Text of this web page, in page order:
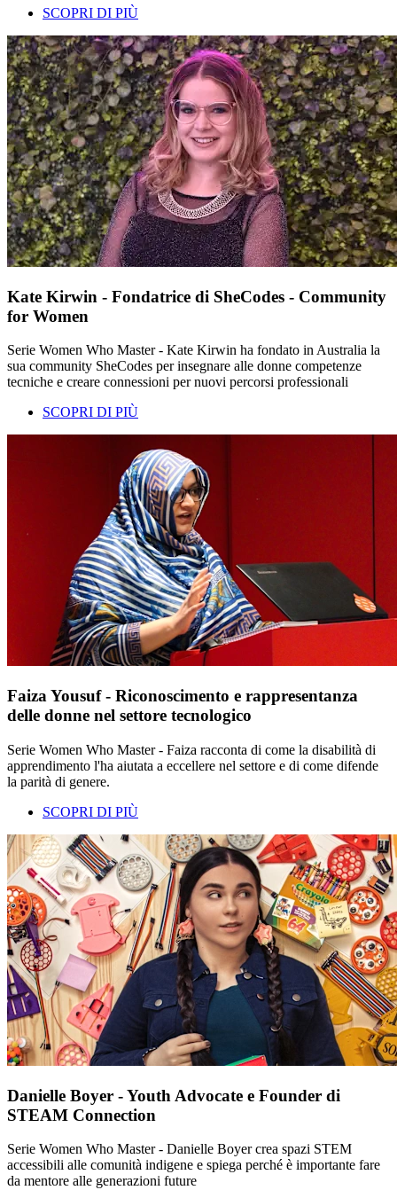
SCOPRI DI PIÙ
Kate Kirwin - Fondatrice di SheCodes - Community
for Women
Serie Women Who Master - Kate Kirwin ha fondato in Australia la
sua community SheCodes per insegnare alle donne competenze
tecniche e creare connessioni per nuovi percorsi professionali
SCOPRI DI PIÙ
Faiza Yousuf - Riconoscimento e rappresentanza
delle donne nel settore tecnologico
Serie Women Who Master - Faiza racconta di come la disabilità di
apprendimento l'ha aiutata a eccellere nel settore e di come difende
la parità di genere.
SCOPRI DI PIÙ
Danielle Boyer - Youth Advocate e Founder di
STEAM Connection
Serie Women Who Master - Danielle Boyer crea spazi STEM
accessibili alle comunità indigene e spiega perché è importante fare
da mentore alle generazioni future